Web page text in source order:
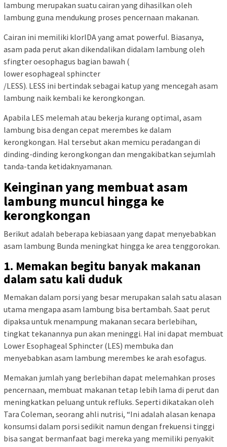
lambung merupakan suatu cairan yang dihasilkan oleh
lambung guna mendukung proses pencernaan makanan.
Cairan ini memiliki klorIDA yang amat powerful. Biasanya,
asam pada perut akan dikendalikan didalam lambung oleh
sfingter oesophagus bagian bawah (
lower esophageal sphincter
/LESS). LESS ini bertindak sebagai katup yang mencegah asam
lambung naik kembali ke kerongkongan.
Apabila LES melemah atau bekerja kurang optimal, asam
lambung bisa dengan cepat merembes ke dalam
kerongkongan. Hal tersebut akan memicu peradangan di
dinding-dinding kerongkongan dan mengakibatkan sejumlah
tanda-tanda ketidaknyamanan.
Keinginan yang membuat asam
lambung muncul hingga ke
kerongkongan
Berikut adalah beberapa kebiasaan yang dapat menyebabkan
asam lambung Bunda meningkat hingga ke area tenggorokan.
1. Memakan begitu banyak makanan
dalam satu kali duduk
Memakan dalam porsi yang besar merupakan salah satu alasan
utama mengapa asam lambung bisa bertambah. Saat perut
dipaksa untuk menampung makanan secara berlebihan,
tingkat tekanannya pun akan meninggi. Hal ini dapat membuat
Lower Esophageal Sphincter (LES) membuka dan
menyebabkan asam lambung merembes ke arah esofagus.
Memakan jumlah yang berlebihan dapat melemahkan proses
pencernaan, membuat makanan tetap lebih lama di perut dan
meningkatkan peluang untuk refluks. Seperti dikatakan oleh
Tara Coleman, seorang ahli nutrisi, “Ini adalah alasan kenapa
konsumsi dalam porsi sedikit namun dengan frekuensi tinggi
bisa sangat bermanfaat bagi mereka yang memiliki penyakit